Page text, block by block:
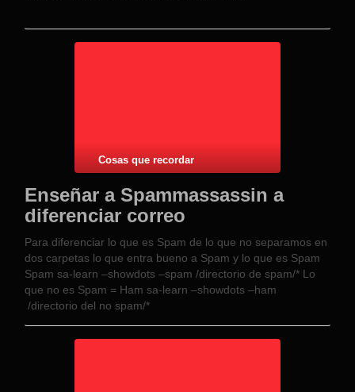
Cosas que recordar
Enseñar a Spammassassin a
diferenciar correo
Para diferenciar lo que es Spam de lo que no separamos en
dos carpetas lo que entra bueno a Spam y lo que es Spam
Spam sa-learn –showdots –spam /directorio de spam/* Lo
que no es Spam = Ham sa-learn –showdots –ham
/directorio del no spam/*